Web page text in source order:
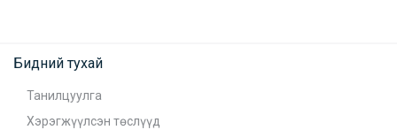
Бидний тухай
Танилцуулга
Хэрэгжүүлсэн төслүүд